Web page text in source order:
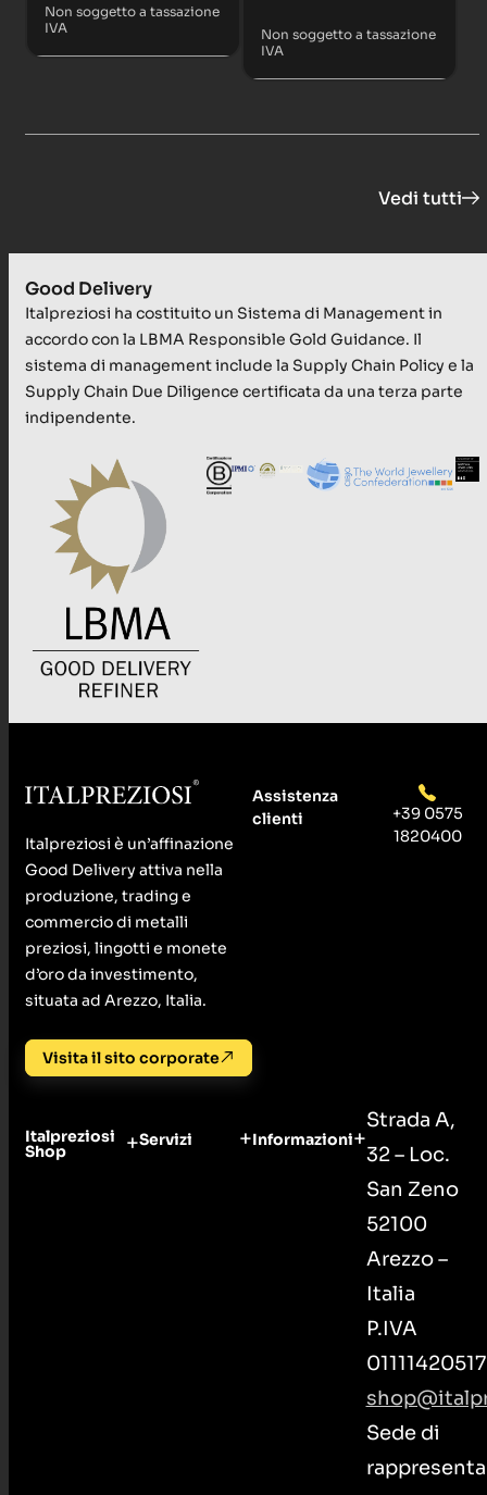
Non soggetto a tassazione
IVA
Non soggetto a tassazione
IVA
Vedi tutti
Good Delivery
Italpreziosi ha costituito un Sistema di Management in
accordo con la LBMA Responsible Gold Guidance. Il
sistema di management include la Supply Chain Policy e la
Supply Chain Due Diligence certificata da una terza parte
indipendente.
Italpreziosi è un’affinazione
Good Delivery attiva nella
produzione, trading e
commercio di metalli
preziosi, lingotti e monete
d’oro da investimento,
situata ad Arezzo, Italia.
Visita il sito corporate
Assistenza
clienti
+39 0575
1820400
Italpreziosi
Shop
Servizi Informazioni
Strada A,
32 – Loc.
San Zeno
52100
Arezzo –
Italia
P.IVA
01111420517
Sede di